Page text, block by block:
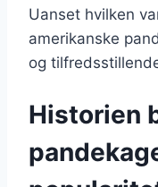
Uanset hvilken
amerikanske
og
Historien